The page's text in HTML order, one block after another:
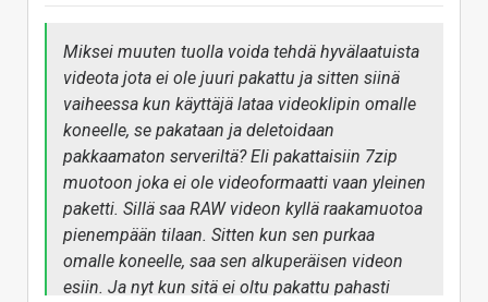
Miksei muuten tuolla voida tehdä hyvälaatuista
videota jota ei ole juuri pakattu ja sitten siinä
vaiheessa kun käyttäjä lataa videoklipin omalle
koneelle, se pakataan ja deletoidaan
pakkaamaton serveriltä? Eli pakattaisiin 7zip
muotoon joka ei ole videoformaatti vaan yleinen
paketti. Sillä saa RAW videon kyllä raakamuotoa
pienempään tilaan. Sitten kun sen purkaa
omalle koneelle, saa sen alkuperäisen videon
esiin. Ja nyt kun sitä ei oltu pakattu pahasti